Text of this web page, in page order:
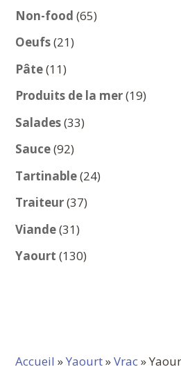
produits
Non-food 6565
Oeufs 2121
Pâte 1111
produits
Produits de la mer 1919
Salades 3333
Sauce 9292
produits
Tartinable 2424
Traiteur 3737
Viande 3131
produits
Yaourt 130130
Accueil »Yaourt»Vrac»